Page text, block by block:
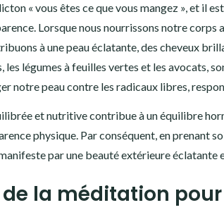
« vous êtes ce que vous mangez », et il
Lorsque nous nourrissons notre corps
à une peau éclatante, des cheveux
les légumes à feuilles vertes et les avocats,
notre peau contre les radicaux libres,
et nutritive contribue à un équilibre
physique. Par conséquent, en prenant
par une beauté extérieure éclatante
de la méditation